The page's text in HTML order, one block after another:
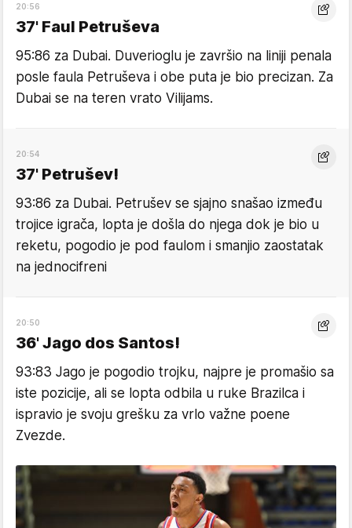
20:56
37' Faul Petruševa
95:86 za Dubai. Duverioglu je završio na liniji penala
posle faula Petruševa i obe puta je bio precizan. Za
Dubai se na teren vrato Vilijams.
20:54
37' Petrušev!
93:86 za Dubai. Petrušev se sjajno snašao između
trojice igrača, lopta je došla do njega dok je bio u
reketu, pogodio je pod faulom i smanjio zaostatak
na jednocifreni
20:50
36' Jago dos Santos!
93:83 Jago je pogodio trojku, najpre je promašio sa
iste pozicije, ali se lopta odbila u ruke Brazilca i
ispravio je svoju grešku za vrlo važne poene
Zvezde.